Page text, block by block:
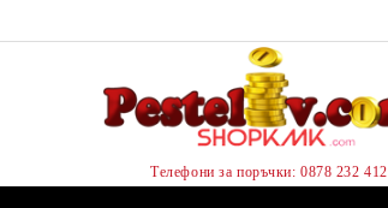
Телефони за поръчки: 0878 232 412